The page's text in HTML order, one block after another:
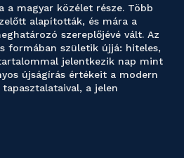
a magyar közélet része. Több
alapították, és mára a
szereplőjévé vált. Az
formában születik újjá: hiteles,
jelentkezik nap mint
újságírás értékeit a modern
a jelen